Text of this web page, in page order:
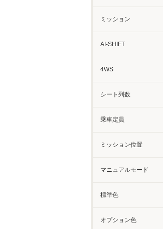
ミッション
AI-SHIFT
4WS
シート列数
乗車定員
ミッション位置
マニュアルモード
標準色
オプション色